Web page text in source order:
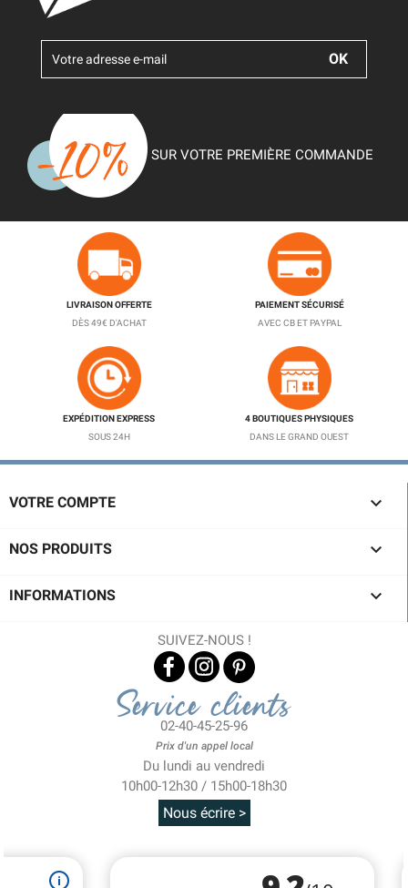
SUR VOTRE PREMIÈRE COMMANDE
LIVRAISON OFFERTE
DÈS 49€ D'ACHAT
PAIEMENT SÉCURISÉ
AVEC CB ET PAYPAL
EXPÉDITION EXPRESS
SOUS 24H
4 BOUTIQUES PHYSIQUES
DANS LE GRAND OUEST
VOTRE COMPTE 
NOS PRODUITS 
INFORMATIONS 
SUIVEZ-NOUS !
Service clients
02-40-45-25-96
Prix d'un appel local
Du lundi au vendredi
10h00-12h30 / 15h00-18h30
Nous écrire >